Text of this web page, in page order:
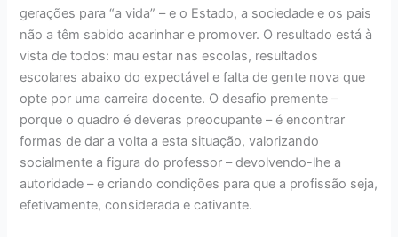
gerações para “a vida” – e o Estado, a sociedade e os pais
não a têm sabido acarinhar e promover. O resultado está à
vista de todos: mau estar nas escolas, resultados
escolares abaixo do expectável e falta de gente nova que
opte por uma carreira docente. O desafio premente –
porque o quadro é deveras preocupante – é encontrar
formas de dar a volta a esta situação, valorizando
socialmente a figura do professor – devolvendo-lhe a
autoridade – e criando condições para que a profissão seja,
efetivamente, considerada e cativante.